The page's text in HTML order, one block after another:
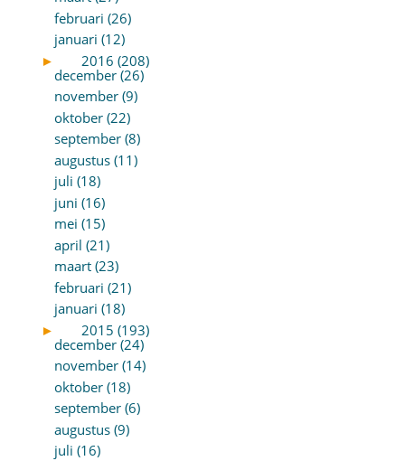
februari (26)
januari (12)
►
2016 (208)
december (26)
november (9)
oktober (22)
september (8)
augustus (11)
juli (18)
juni (16)
mei (15)
april (21)
maart (23)
februari (21)
januari (18)
►
2015 (193)
december (24)
november (14)
oktober (18)
september (6)
augustus (9)
juli (16)